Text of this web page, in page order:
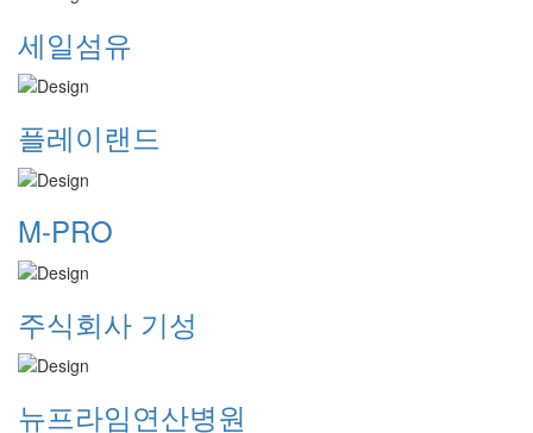
세일섬유
플레이랜드
M-PRO
주식회사 기성
뉴프라임연산병원